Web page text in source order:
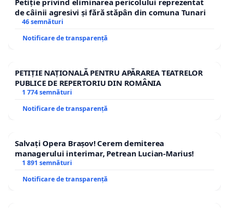
Cerem Parlamentului României și autorităților
locale să trateze cu seriozitate această problemă și
liniștea și ordinea în comunitățile noastre, atât ziua,
cât și noaptea.
Carpathian Hermit
Petiție privind eliminarea pericolului reprezentat
de câinii agresivi și fără stăpân din comuna Tunari
46 semnături
Notificare de transparență
PETIȚIE NAȚIONALĂ PENTRU APĂRAREA TEATRELOR
PUBLICE DE REPERTORIU DIN ROMÂNIA
1 774 semnături
Notificare de transparență
Salvați Opera Brașov! Cerem demiterea
managerului interimar, Petrean Lucian-Marius!
1 891 semnături
Notificare de transparență